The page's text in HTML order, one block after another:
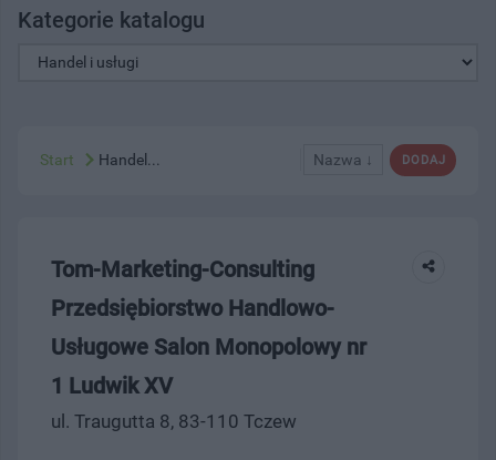
Kategorie katalogu
DODAJ
Nazwa ↓
Start Handel...
Tom-Marketing-Consulting
Przedsiębiorstwo Handlowo-
Usługowe Salon Monopolowy nr
1 Ludwik XV
ul. Traugutta 8, 83-110 Tczew